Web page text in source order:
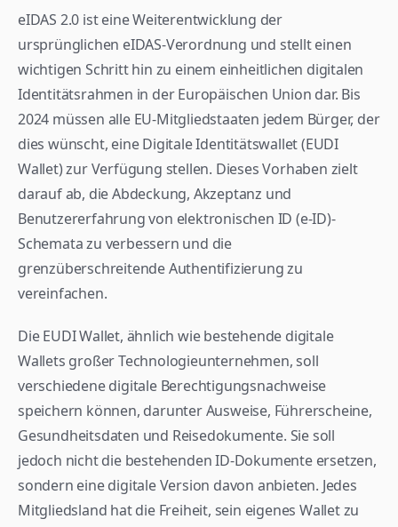
eIDAS 2.0 ist eine Weiterentwicklung der
ursprünglichen eIDAS-Verordnung und stellt einen
wichtigen Schritt hin zu einem einheitlichen digitalen
Identitätsrahmen in der Europäischen Union dar. Bis
2024 müssen alle EU-Mitgliedstaaten jedem Bürger, der
dies wünscht, eine Digitale Identitätswallet (EUDI
Wallet) zur Verfügung stellen. Dieses Vorhaben zielt
darauf ab, die Abdeckung, Akzeptanz und
Benutzererfahrung von elektronischen ID (e-ID)-
Schemata zu verbessern und die
grenzüberschreitende Authentifizierung zu
vereinfachen.
Die EUDI Wallet, ähnlich wie bestehende digitale
Wallets großer Technologieunternehmen, soll
verschiedene digitale Berechtigungsnachweise
speichern können, darunter Ausweise, Führerscheine,
Gesundheitsdaten und Reisedokumente. Sie soll
jedoch nicht die bestehenden ID-Dokumente ersetzen,
sondern eine digitale Version davon anbieten. Jedes
Mitgliedsland hat die Freiheit, sein eigenes Wallet zu